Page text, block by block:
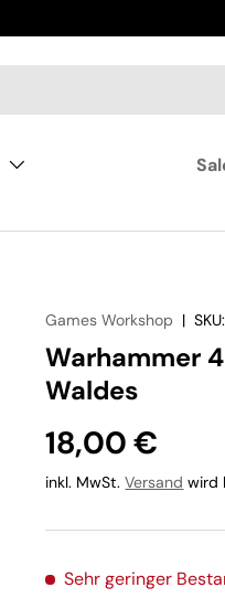
Games Workshop |SKU:
Warhammer
Waldes
18,00 €
inkl. MwSt.Versand wird
Sehr geringer